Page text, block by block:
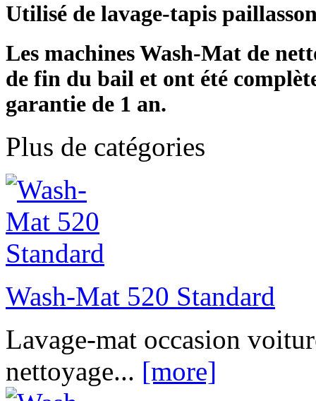
Utilisé de lavage-tapis
Les machines Wash-Mat de
de fin du bail et ont été
garantie de 1 an.
Plus de catégories
Wash-Mat 520 Standard
Lavage-mat occasion
nettoyage... [more]